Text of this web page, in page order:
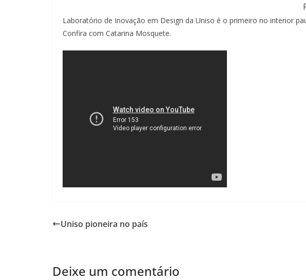
Laboratório de Inovação em Design da Uniso é o primeiro no interior
Confira com Catarina Mosquete.
Uniso pioneira no país
Deixe um comentário